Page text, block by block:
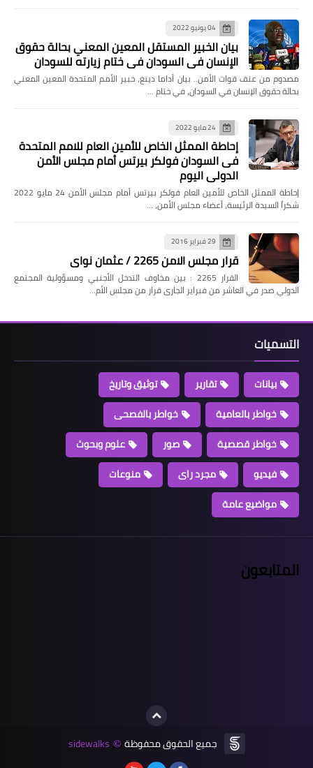
04 يونيو 2022
بيان الخبير المستقل المعين المعني بحالة حقوق
الإنسان في السودان في ختام زيارته للسودان
مصدوم من عنف قوات الأمن.. بيان أداما دينغ، خبير الأمم المتحدة المعين المعني
بحالة حقوق الإنسان في السودان، في ختام …
24 مايو 2022
إحاطة الممثل الخاص للأمين العام للامم المتحدة
فى السودان فولكر بيرتس أمام مجلس الأمن
الدولي اليوم
إحاطة الممثل الخاص للأمين العام فولكر بيرتس أمام مجلس الأمن 24 مايو 2022
شكراً السيدة الرئيسة، أعضاء مجلس الأمن، …
29 فبراير 2016
قرار مجلس الامن 2265 / عثمان نواى
القرار 2265 : بين مخاوف التدخل الأجنبي ومسؤولية المجتمع
الدولي صدر في العاشر من فبراير الجارى قرار من مجلس الأم…
التسميات
بيانات تقارير
توثيق وتاريخ
خواطر بالعامية
خواطر بالفصحى
خواطر قصصية
صور
علوم وبحوث
فيديو
مجرد راى
منوعات
مواضيع عامة
المتابعون
جميع الحقوق محفوظة ©
sidewalks